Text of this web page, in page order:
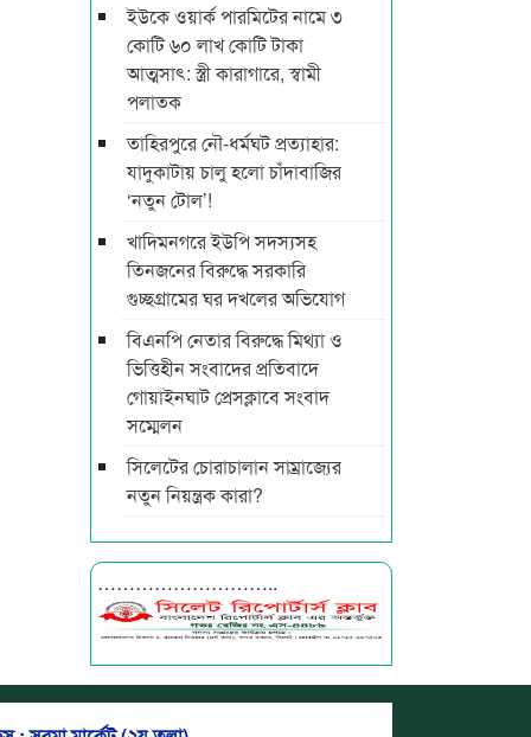
ইউকে ওয়ার্ক পারমিটের নামে ৩
কোটি ৬০ লাখ কোটি টাকা
আত্মসাৎ: স্ত্রী কারাগারে, স্বামী
পলাতক
তাহিরপুরে নৌ-ধর্মঘট প্রত্যাহার:
যাদুকাটায় চালু হলো চাঁদাবাজির
‘নতুন টোল’!
খাদিমনগরে ইউপি সদস্যসহ
তিনজনের বিরুদ্ধে সরকারি
গুচ্ছগ্রামের ঘর দখলের অভিযোগ
বিএনপি নেতার বিরুদ্ধে মিথ্যা ও
ভিত্তিহীন সংবাদের প্রতিবাদে
গোয়াইনঘাট প্রেসক্লাবে সংবাদ
সম্মেলন
সিলেটের চোরাচালান সাম্রাজ্যের
নতুন নিয়ন্ত্রক কারা?
………………………..